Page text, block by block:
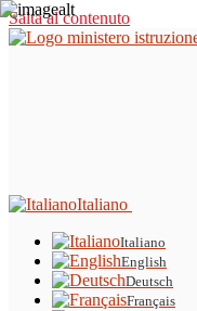
Salta al contenuto
Italiano
Italiano
English
Deutsch
Français